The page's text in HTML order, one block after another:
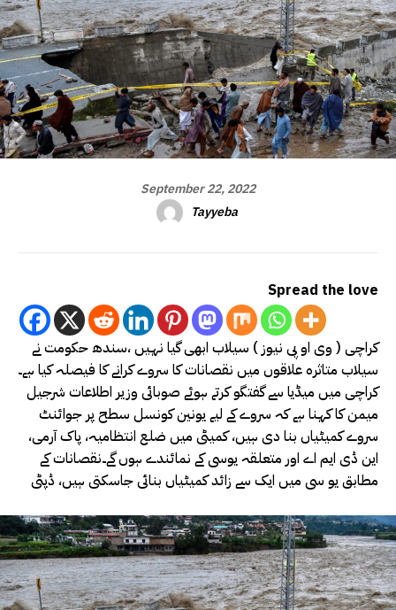
September 22, 2022
Tayyeba
Spread the love
کراچی ( وی او پی نیوز ) سیلاب ابھی گیا نہیں ،سندھ حکومت نے
سیلاب متاثرہ علاقوں میں نقصانات کا سروے کرانے کا فیصلہ کیا ہے۔
کراچی میں میڈیا سے گفتگو کرتے ہوئے صوبائی وزیر اطلاعات شرجیل
میمن کا کہنا ہے کہ سروے کے لیے یونین کونسل سطح پر جوائنٹ
سروے کمیٹیاں بنا دی ہیں، کمیٹی میں ضلع انتظامیہ، پاک آرمی،
این ڈی ایم اے اور متعلقہ یوسی کے نمائندے ہوں گے۔نقصانات کے
مطابق یو سی میں ایک سے زائد کمیٹیاں بنائی جاسکتی ہیں، ڈپٹی